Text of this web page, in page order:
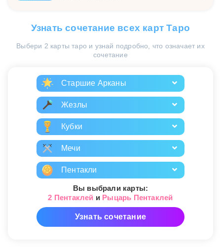
Узнать сочетание всех карт Таро
Выбери 2 карты таро и узнай подробно, что означает их
сочетание
Старшие Арканы
Жезлы
Кубки
Мечи
Пентакли
Вы выбрали карты:
2 Пентаклей и Рыцарь Пентаклей
Узнать сочетание